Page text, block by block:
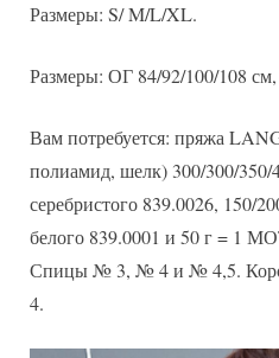
Размеры: S/ M/L/XL.
Размеры: ОГ 84/92/100/108
Вам потребуется: пряжа
полиамид, шелк) 300/300/350/
серебристого 839.0026, 150/
белого 839.0001 и 50 г = 1
Спицы № 3, № 4 и № 4,5.
4.